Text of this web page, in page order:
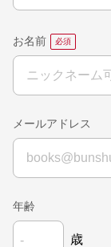
お名前
メールアドレス
年齢
歳